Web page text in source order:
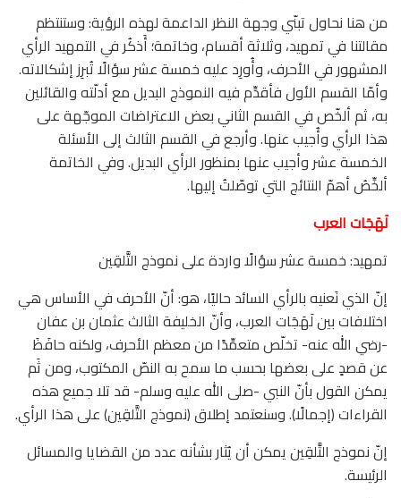
من هنا نحاول تبنّي وجهة النظر الداعمة لهذه الرؤية: وستنتظم
مقالتنا في تمهيد، وثلاثة أقسام، وخاتمة؛ أَذكُر في التمهيد الرأي
المشهور في الأحرف، وأُورِد عليه خمسة عشر سؤالًا تُبرِز إشكالاته.
وأمّا القسم الأول فأقدِّم فيه النموذج البديل مع أدلّته والقائلين
به، ثم ألخّص في القسم الثاني بعض الاعتراضات الموجّهة على
هذا الرأي وأُجيب عنها. وأرجع في القسم الثالث إلى الأسئلة
الخمسة عشر وأجيب عنها بمنظور الرأي البديل. وفي الخاتمة
ألخِّصُ أهمّ النتائج التي توصّلتُ إليها.
لَهَجَات العرب
تمهيد: خمسة عشر سؤالًا واردة على نموذج التَّلقِين
إنّ الذي نَعنيه بالرأي السائد حاليًا، هو: أنّ الأحرف في الأساس هي
اختلافات بين لَهَجَات العرب، وأنّ الخليفة الثالث عثمان بن عفان
-رضي الله عنه- تخلّص متعمِّدًا من معظم الأحرف، ولكنه حافَظَ
عن قصدٍ على بعضها بحسب ما سمح به النصّ المكتوب، ومن ثَم
يمكن القول بأنّ النبي -صلى الله عليه وسلم- قد تلا جميع هذه
القراءات (إجمالًا). وسنعتمد إطلاق (نموذج التَّلقِين) على هذا الرأي.
إنّ نموذج التَّلقِين يمكن أن يُثار بشأنه عدد من القضايا والمسائل
الرئيسة.